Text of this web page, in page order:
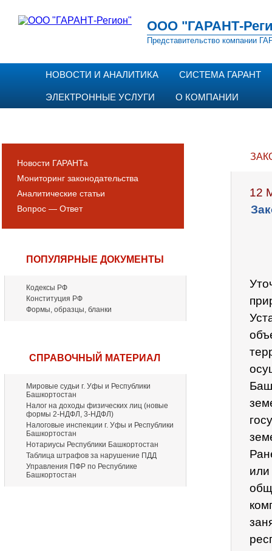
ООО "ГАРАНТ-
Представительство компании
НОВОСТИ И АНАЛИТИКА СИСТЕМА ГАРАНТ
ЭЛЕКТРОННЫЕ УСЛУГИ О КОМПАНИИ
Новости ГАРАНТа
Мониторинг законодательства
Аналитические статьи
Вопрос — Ответ
ПОПУЛЯРНЫЕ ДОКУМЕНТЫ
Кодексы РФ
Конституция РФ
Формы, образцы, бланки
СПРАВОЧНЫЙ МАТЕРИАЛ
Мировые судьи г. Уфы и Республики
Башкортостан
Налог на доходы физических лиц (новые
формы 2-НДФЛ, 3-НДФЛ)
Налоговые инспекции г. Уфы и Республики
Башкортостан
Нотариусы Республики Башкортостан
Таблица штрафов за нарушение ПДД
Управления ПФР по Республике
Башкортостан
12
или